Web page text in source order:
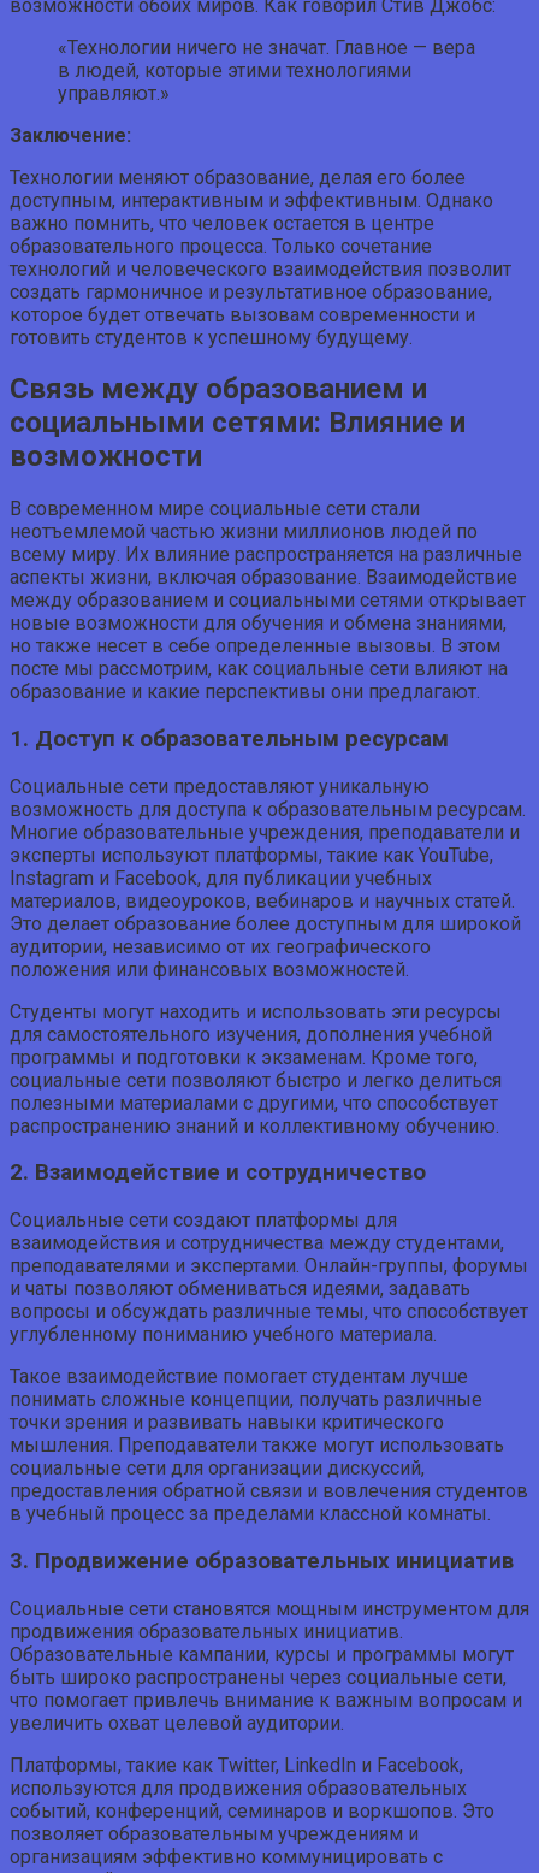
возможности обоих миров. Как говорил Стив Джобс:
«Технологии ничего не значат. Главное — вера
в людей, которые этими технологиями
управляют.»
Заключение:
Технологии меняют образование, делая его более
доступным, интерактивным и эффективным. Однако
важно помнить, что человек остается в центре
образовательного процесса. Только сочетание
технологий и человеческого взаимодействия позволит
создать гармоничное и результативное образование,
которое будет отвечать вызовам современности и
готовить студентов к успешному будущему.
Связь между образованием и
социальными сетями: Влияние и
возможности
В современном мире социальные сети стали
неотъемлемой частью жизни миллионов людей по
всему миру. Их влияние распространяется на различные
аспекты жизни, включая образование. Взаимодействие
между образованием и социальными сетями открывает
новые возможности для обучения и обмена знаниями,
но также несет в себе определенные вызовы. В этом
посте мы рассмотрим, как социальные сети влияют на
образование и какие перспективы они предлагают.
1. Доступ к образовательным ресурсам
Социальные сети предоставляют уникальную
возможность для доступа к образовательным ресурсам.
Многие образовательные учреждения, преподаватели и
эксперты используют платформы, такие как YouTube,
Instagram и Facebook, для публикации учебных
материалов, видеоуроков, вебинаров и научных статей.
Это делает образование более доступным для широкой
аудитории, независимо от их географического
положения или финансовых возможностей.
Студенты могут находить и использовать эти ресурсы
для самостоятельного изучения, дополнения учебной
программы и подготовки к экзаменам. Кроме того,
социальные сети позволяют быстро и легко делиться
полезными материалами с другими, что способствует
распространению знаний и коллективному обучению.
2. Взаимодействие и сотрудничество
Социальные сети создают платформы для
взаимодействия и сотрудничества между студентами,
преподавателями и экспертами. Онлайн-группы, форумы
и чаты позволяют обмениваться идеями, задавать
вопросы и обсуждать различные темы, что способствует
углубленному пониманию учебного материала.
Такое взаимодействие помогает студентам лучше
понимать сложные концепции, получать различные
точки зрения и развивать навыки критического
мышления. Преподаватели также могут использовать
социальные сети для организации дискуссий,
предоставления обратной связи и вовлечения студентов
в учебный процесс за пределами классной комнаты.
3. Продвижение образовательных инициатив
Социальные сети становятся мощным инструментом для
продвижения образовательных инициатив.
Образовательные кампании, курсы и программы могут
быть широко распространены через социальные сети,
что помогает привлечь внимание к важным вопросам и
увеличить охват целевой аудитории.
Платформы, такие как Twitter, LinkedIn и Facebook,
используются для продвижения образовательных
событий, конференций, семинаров и воркшопов. Это
позволяет образовательным учреждениям и
организациям эффективно коммуницировать с